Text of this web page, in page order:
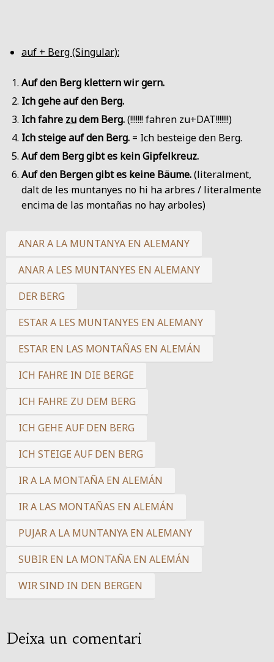
auf + Berg (Singular):
Auf den Berg klettern wir gern.
Ich gehe auf den Berg.
Ich fahre zudem Berg.(!!!!!!! fahren zu+DAT!!!!!!!)
Ich steige auf den Berg. = Ich besteige den Berg.
Auf dem Berg gibt es kein Gipfelkreuz.
Auf den Bergen gibt es keine Bäume.(literalment,
dalt de les muntanyes no hi ha arbres / literalmente
encima de las montañas no hay arboles)
ANAR A LA MUNTANYA EN ALEMANY
ANAR A LES MUNTANYES EN ALEMANY
DER BERG
ESTAR A LES MUNTANYES EN ALEMANY
ESTAR EN LAS MONTAÑAS EN ALEMÁN
ICH FAHRE IN DIE BERGE
ICH FAHRE ZU DEM BERG
ICH GEHE AUF DEN BERG
ICH STEIGE AUF DEN BERG
IR A LA MONTAÑA EN ALEMÁN
IR A LAS MONTAÑAS EN ALEMÁN
PUJAR A LA MUNTANYA EN ALEMANY
SUBIR EN LA MONTAÑA EN ALEMÁN
WIR SIND IN DEN BERGEN
Deixa un comentari